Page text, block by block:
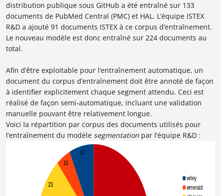
distribution publique sous GitHub a été entraîné sur 133
documents de PubMed Central (PMC) et HAL. L’équipe ISTEX
R&D a ajouté 91 documents ISTEX à ce corpus d’entraînement.
Le nouveau modèle est donc entraîné sur 224 documents au
total.
Afin d’être exploitable pour l’entraînement automatique, un
document du corpus d’entraînement doit être annoté de façon
à identifier explicitement chaque segment attendu. Ceci est
réalisé de façon semi-automatique, incluant une validation
manuelle pouvant être relativement longue.
Voici la répartition par corpus des documents utilisés pour
l’entraînement du modèle segmentation par l’équipe R&D :